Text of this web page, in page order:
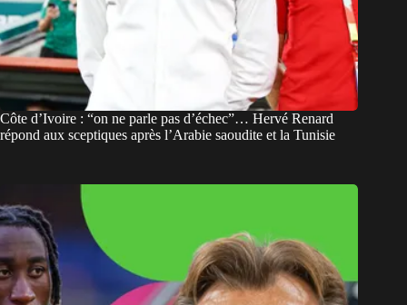
Côte d’Ivoire : “on ne parle pas d’échec”… Hervé Renard
répond aux sceptiques après l’Arabie saoudite et la Tunisie